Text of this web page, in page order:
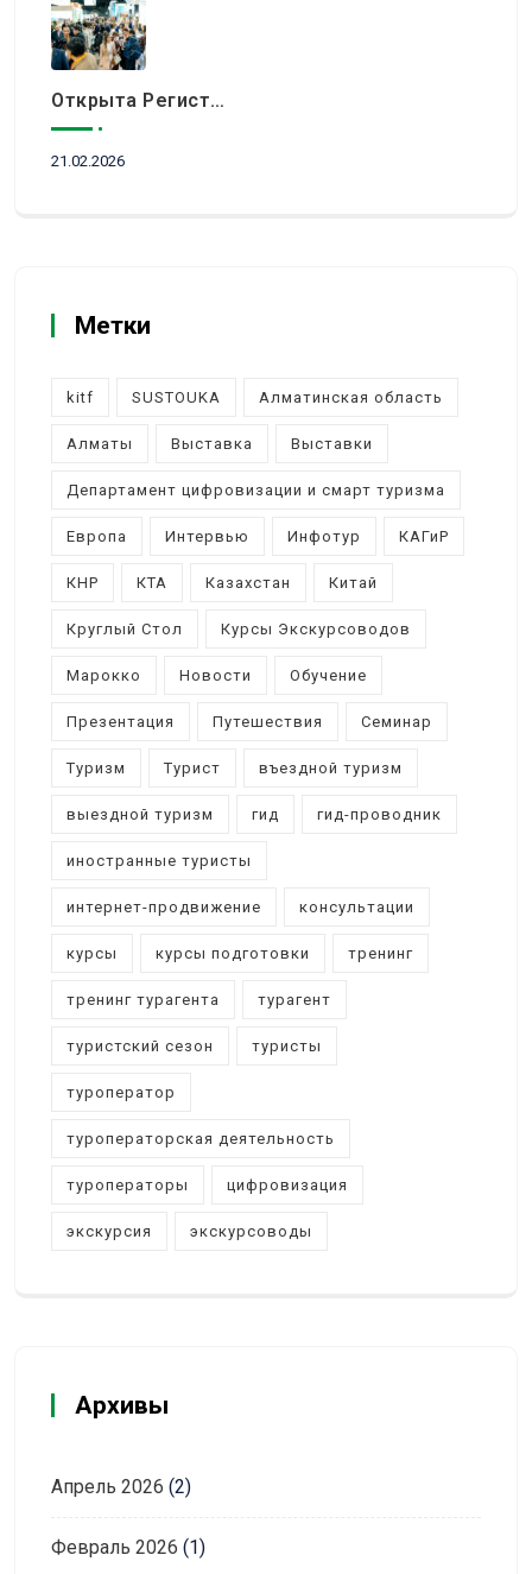
Открыта Регистрация Посетителей На KITF 2026 — Ключевое Событие Туристической Отрасли Центральной Азии
21.02.2026
Метки
kitf SUSTOUKA Алматинская область
Алматы Выставка Выставки
Департамент цифровизации и смарт туризма
Европа Интервью Инфотур КАГиР
КНР КТА Казахстан Китай
Круглый Стол Курсы Экскурсоводов
Марокко Новости Обучение
Презентация Путешествия Семинар
Туризм Турист въездной туризм
выездной туризм гид гид-проводник
иностранные туристы
интернет-продвижение консультации
курсы курсы подготовки тренинг
тренинг турагента турагент
туристский сезон туристы
туроператор
туроператорская деятельность
туроператоры цифровизация
экскурсия экскурсоводы
Архивы
Апрель 2026 (2)
Февраль 2026 (1)